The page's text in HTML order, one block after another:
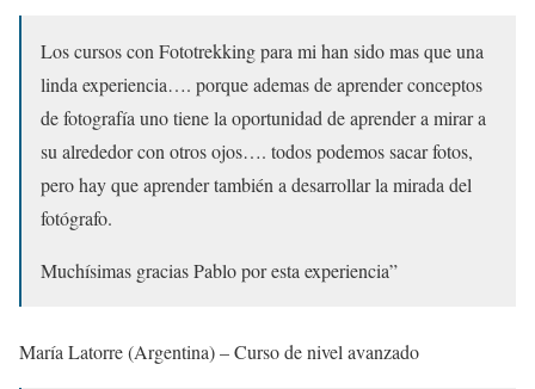
Los cursos con Fototrekking para mi han sido mas que una
linda experiencia…. porque ademas de aprender conceptos
de fotografía uno tiene la oportunidad de aprender a mirar a
su alrededor con otros ojos…. todos podemos sacar fotos,
pero hay que aprender también a desarrollar la mirada del
fotógrafo.
Muchísimas gracias Pablo por esta experiencia”
María Latorre (Argentina) – Curso de nivel avanzado